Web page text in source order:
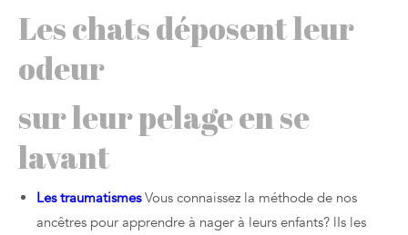
Les chats déposent leur
odeur
sur leur pelage en se
lavant
Les traumatismesVous connaissez la méthode de nos
ancêtres pour apprendre à nager à leurs enfants? lIs les